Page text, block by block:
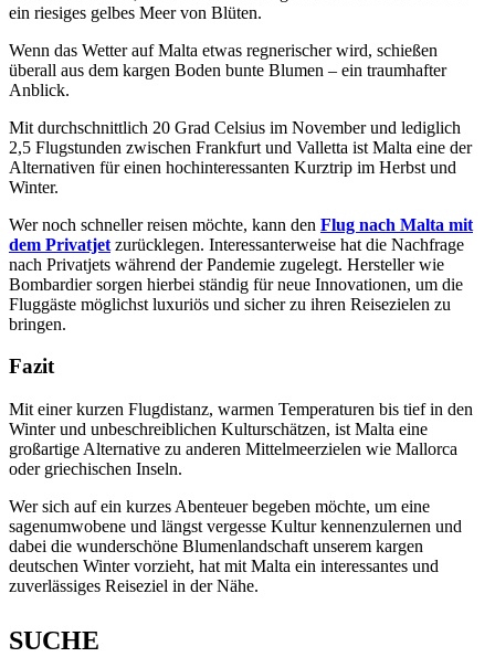
ein riesiges gelbes Meer von Blüten.
Wenn das Wetter auf Malta etwas regnerischer wird, schießen
überall aus dem kargen Boden bunte Blumen – ein traumhafter
Anblick.
Mit durchschnittlich 20 Grad Celsius im November und lediglich
2,5 Flugstunden zwischen Frankfurt und Valletta ist Malta eine der
Alternativen für einen hochinteressanten Kurztrip im Herbst und
Winter.
Wer noch schneller reisen möchte, kann den Flug nach Malta mit
dem Privatjet zurücklegen. Interessanterweise hat die Nachfrage
nach Privatjets während der Pandemie zugelegt. Hersteller wie
Bombardier sorgen hierbei ständig für neue Innovationen, um die
Fluggäste möglichst luxuriös und sicher zu ihren Reisezielen zu
bringen.
Fazit
Mit einer kurzen Flugdistanz, warmen Temperaturen bis tief in den
Winter und unbeschreiblichen Kulturschätzen, ist Malta eine
großartige Alternative zu anderen Mittelmeerzielen wie Mallorca
oder griechischen Inseln.
Wer sich auf ein kurzes Abenteuer begeben möchte, um eine
sagenumwobene und längst vergesse Kultur kennenzulernen und
dabei die wunderschöne Blumenlandschaft unserem kargen
deutschen Winter vorzieht, hat mit Malta ein interessantes und
zuverlässiges Reiseziel in der Nähe.
SUCHE